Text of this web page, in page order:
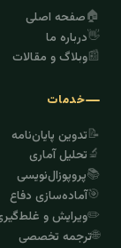
🏠صفحه اصلی
👋درباره ما
📰وبلاگ و مقالات
خدمات
📝تدوین پایان‌نامه
🔬تحلیل آماری
📚پروپوزال‌نویسی
🎯آماده‌سازی دفاع
✏️ویرایش و
🌐ترجمه تخصصی